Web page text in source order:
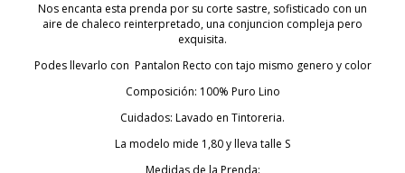
Nos encanta esta prenda por su corte sastre, sofisticado con un
aire de chaleco reinterpretado, una conjuncion compleja pero
exquisita.
Podes llevarlo con Pantalon Recto con tajo mismo genero y color
Composición: 100% Puro Lino
Cuidados: Lavado en Tintoreria.
La modelo mide 1,80 y lleva talle S
Medidas de la Prenda: